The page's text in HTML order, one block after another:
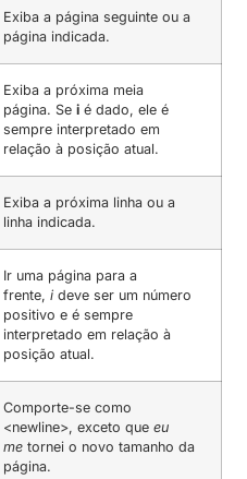
Exiba a página seguinte ou a
página indicada.
Exiba a próxima meia
página. Sei é dado, ele é
sempre interpretado em
relação à posição atual.
Exiba a próxima linha ou a
linha indicada.
Ir uma página para a
frente,i deve ser um número
positivo e é sempre
interpretado em relação à
posição atual.
Comporte-se como
<newline>, exceto queeu
me tornei o novo tamanho da
página.